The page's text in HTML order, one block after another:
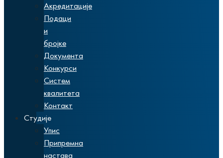
Акредитације
Подаци
и
бројке
Документа
Конкурси
Систем
квалитета
Контакт
Студије
Упис
Припремна
настава